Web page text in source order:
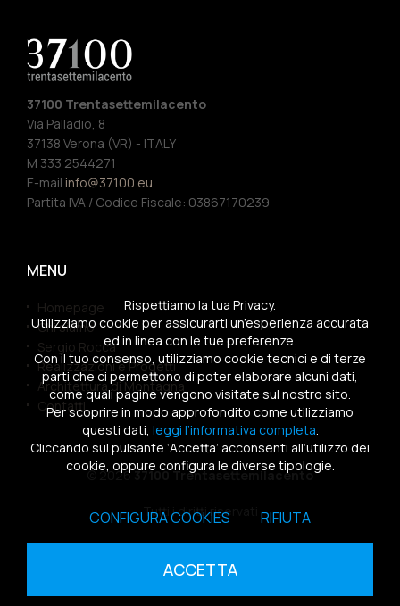
37100 Trentasettemilacento
Via Palladio, 8
37138 Verona (VR) - ITALY
M 333 2544271
E-mail info@37100.eu
Partita IVA / Codice Fiscale: 03867170239
MENU
Homepage
Chi siamo
Sergio Rocca
Realizzazioni e Progetti
Architettura di Montagna
Contatti
© 202637100 Trentasettemilacento
Tutti i diritti riservati
Sitemap|Privacy Policy|Cookies Policy
Rispettiamo la tua Privacy.
Utilizziamo cookie per assicurarti un’esperienza accurata
ed in linea con le tue preferenze.
Con il tuo consenso, utilizziamo cookie tecnici e di terze
parti che ci permettono di poter elaborare alcuni dati,
come quali pagine vengono visitate sul nostro sito.
Per scoprire in modo approfondito come utilizziamo
questi dati, leggi l’informativa completa.
Cliccando sul pulsante ‘Accetta’ acconsenti all’utilizzo dei
cookie, oppure configura le diverse tipologie.
CONFIGURA COOKIES RIFIUTA
ACCETTA